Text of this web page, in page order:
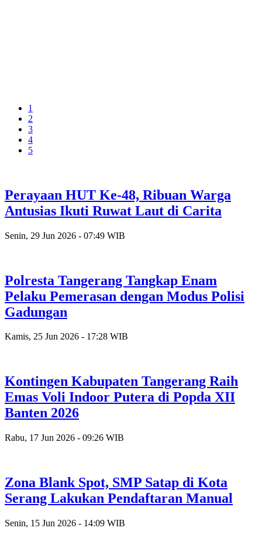
1
2
3
4
5
Perayaan HUT Ke-48, Ribuan Warga
Antusias Ikuti Ruwat Laut di Carita
Senin, 29 Jun 2026 - 07:49 WIB
Polresta Tangerang Tangkap Enam
Pelaku Pemerasan dengan Modus Polisi
Gadungan
Kamis, 25 Jun 2026 - 17:28 WIB
Kontingen Kabupaten Tangerang Raih
Emas Voli Indoor Putera di Popda XII
Banten 2026
Rabu, 17 Jun 2026 - 09:26 WIB
Zona Blank Spot, SMP Satap di Kota
Serang Lakukan Pendaftaran Manual
Senin, 15 Jun 2026 - 14:09 WIB